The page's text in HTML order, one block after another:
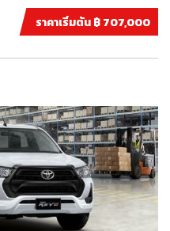
ราคาเริ่มต้น ฿ 707,000